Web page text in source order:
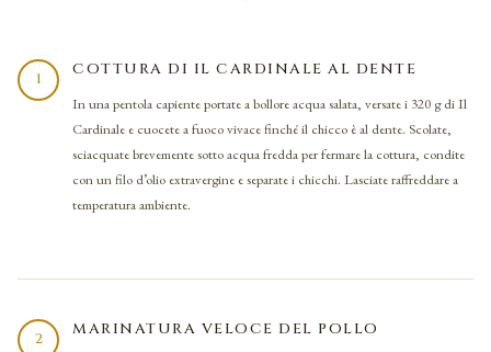
1
COTTURA DI IL CARDINALE AL DENTE
In una pentola capiente portate a bollore acqua salata, versate i 320 g di Il
Cardinale e cuocete a fuoco vivace finché il chicco è al dente. Scolate,
sciacquate brevemente sotto acqua fredda per fermare la cottura, condite
con un filo d’olio extravergine e separate i chicchi. Lasciate raffreddare a
temperatura ambiente.
2
MARINATURA VELOCE DEL POLLO